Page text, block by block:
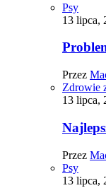
Psy
13 lipca,
Przez
Zdrowie
13 lipca,
Przez
Psy
13 lipca,